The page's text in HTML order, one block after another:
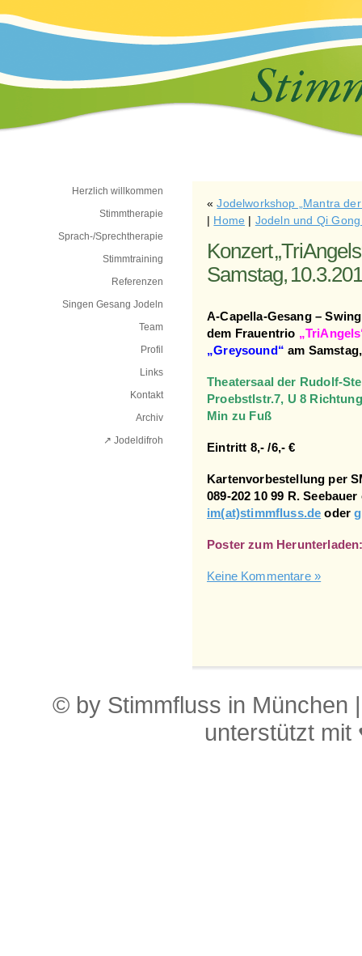
Herzlich willkommen
Stimmtherapie
Sprach-/Sprechtherapie
Stimmtraining
Referenzen
Singen Gesang Jodeln
Team
Profil
Links
Kontakt
Archiv
↗ Jodeldifroh︎
«Jodelworkshop „Mantra
| Home | Jodeln und Qi
Konzert
Samstag,
A-Capella-Gesang –
dem Frauentrio
„Greysound“ am
Theatersaal der Rudolf-
Proebstlstr.7, U 8
Min zu Fuß
Eintritt 8,- /6,- €
Kartenvorbestellung per
089-202 10 99 R.
im(at)stimmfluss.de oder
Poster zum
Keine Kommentare »
© by Stimmfluss in München
unterstützt